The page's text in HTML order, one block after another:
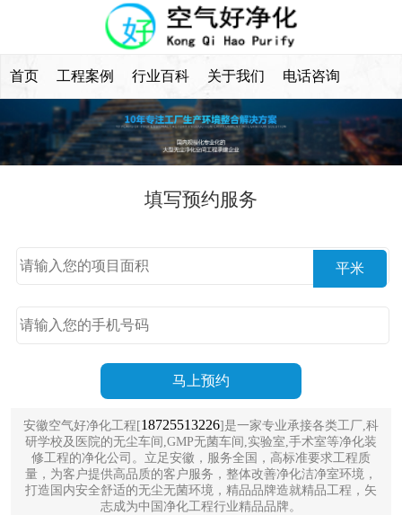
首页 工程案例 行业百科 关于我们 电话咨询
填写预约服务
平米
安徽空气好净化工程[18725513226]是一家专业承接各类工厂,科
研学校及医院的无尘车间,GMP无菌车间,实验室,手术室等净化装
修工程的净化公司。立足安徽，服务全国，高标准要求工程质
量，为客户提供高品质的客户服务，整体改善净化洁净室环境，
打造国内安全舒适的无尘无菌环境，精品品牌造就精品工程，矢
志成为中国净化工程行业精品品牌。